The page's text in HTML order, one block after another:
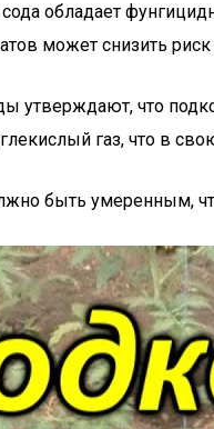
обладает
может снизить
утверждают, что
газ, что в
быть умеренным,